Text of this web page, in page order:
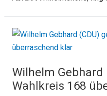
Wilhelm Gebhard
Wahlkreis 168